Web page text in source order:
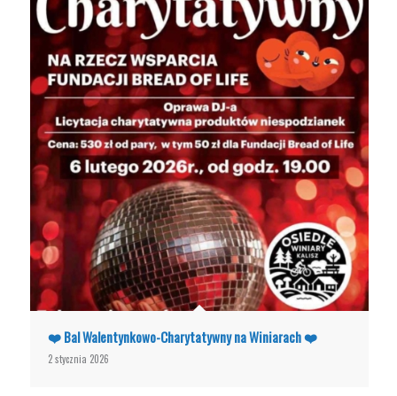
❤️ Bal Walentynkowo-Charytatywny na Winiarach ❤️
2 stycznia 2026